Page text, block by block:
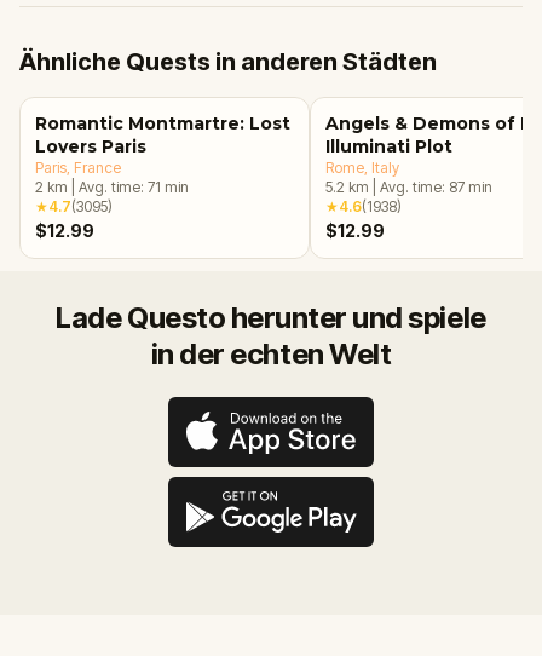
Ähnliche Quests in anderen Städten
Romantic Montmartre: Lost
Lovers Paris
Paris , France
2 km Avg. time: 71 min
★4.7(3095)
$12.99
Angels & Demons of
Illuminati Plot
Rome , Italy
5.2 km Avg. time: 87 min
★4.6(1938)
$12.99
Lade Questo herunter und spiele
in der echten Welt